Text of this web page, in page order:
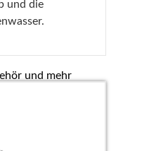
und die
und mehr